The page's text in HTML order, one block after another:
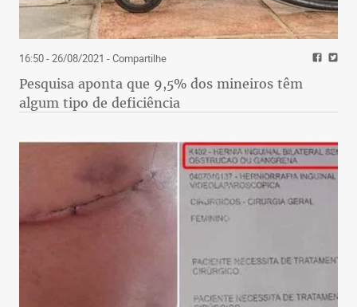
16:50 - 26/08/2021 - Compartilhe
Pesquisa aponta que 9,5% dos mineiros têm
algum tipo de deficiência